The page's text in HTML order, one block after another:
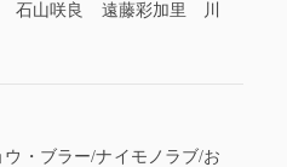
山咲良 遠藤彩加里 川
ウ・ブラー/ナイモノラブ/お